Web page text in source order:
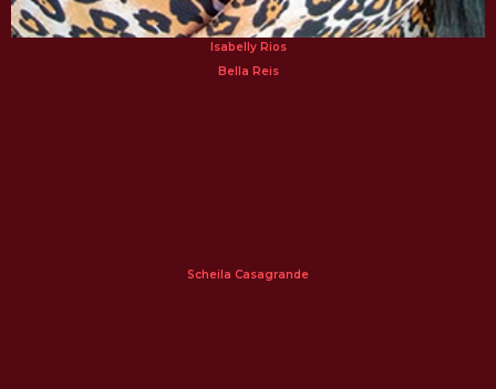
Isabelly Rios
Bella Reis
Scheila Casagrande